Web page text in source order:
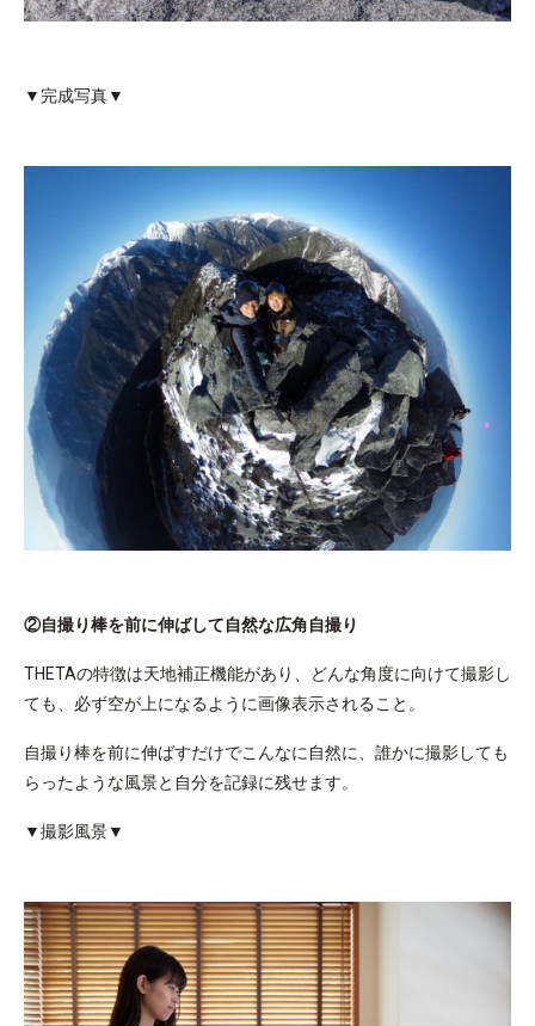
▼完成写真▼
②自撮り棒を前に伸ばして自然な広角自撮り
THETAの特徴は天地補正機能があり、どんな角度に向けて撮影し
ても、必ず空が上になるように画像表示されること。
自撮り棒を前に伸ばすだけでこんなに自然に、誰かに撮影しても
らったような風景と自分を記録に残せます。
▼撮影風景▼